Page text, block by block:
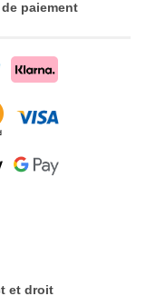
paiement
et droit